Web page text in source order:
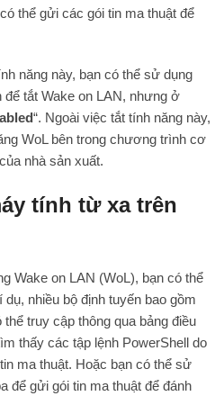
thể gửi các gói tin ma thuật để
năng này, bạn có thể sử dụng
tắt Wake on LAN, nhưng ở
“. Ngoài việc tắt tính năng này,
WoL bên trong chương trình cơ
nhà sản xuất.
tính từ xa trên
Wake on LAN (WoL), bạn có thể
nhiều bộ định tuyến bao gồm
truy cập thông qua bảng điều
thấy các tập lệnh PowerShell do
ma thuật. Hoặc bạn có thể sử
để gửi gói tin ma thuật để đánh